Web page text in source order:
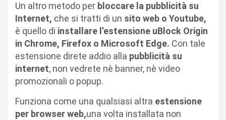
Un altro metodo per bloccare la pubblicità su
Internet, che si tratti di un sito web o Youtube,
è quello di installare l’estensione uBlock Origin
in Chrome, Firefox o Microsoft Edge. Con tale
estensione direte addio alla pubblicità su
internet, non vedrete nè banner, nè video
promozionali o popup.
Funziona come una qualsiasi altra estensione
per browser web,una volta installata non